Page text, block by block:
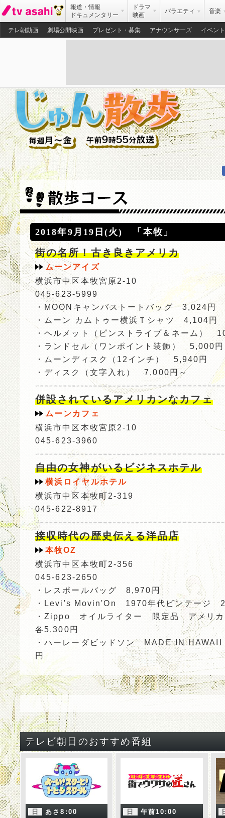
報道・情報
ドキュメンタリー
ドラマ
映画
バラエティ 音楽
テレ朝動画 劇場公開映画 プレゼント・募集 アナウンサーズ イベント
2018年9月19日(火) 「本牧」
街の名所！古き良きアメリカ
ムーンアイズ
横浜市中区本牧宮原2-10
045-623-5999
・MOONキャンバストートバッグ 3,024円
・ムーン カムトゥー横浜Ｔシャツ 4,104円
・ヘルメット（ピンストライプ＆ネーム）
・ランドセル（ワンポイント装飾） 5,000
・ムーンディスク（12インチ） 5,940円
・ディスク（文字入れ） 7,000円～
併設されているアメリカンなカフェ
ムーンカフェ
横浜市中区本牧宮原2-10
045-623-3960
自由の女神がいるビジネスホテル
横浜ロイヤルホテル
横浜市中区本牧町2-319
045-622-8917
接収時代の歴史伝える洋品店
本牧OZ
横浜市中区本牧町2-356
045-623-2650
・レスポールバッグ 8,970円
・Levi's Movin'On 1970年代ビンテージ
・Zippo オイルライター 限定品 アメリ
各5,300円
・ハーレーダビッドソン MADE IN
円
テレビ朝日のおすすめ番組
日 あさ8:00 日 午前10:00